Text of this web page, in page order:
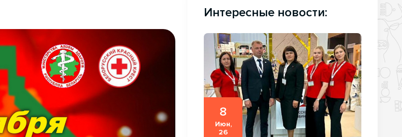
Интересные новости:
8
Июн,
26